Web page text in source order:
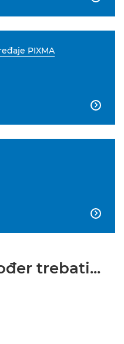
PIXMA


trebati...